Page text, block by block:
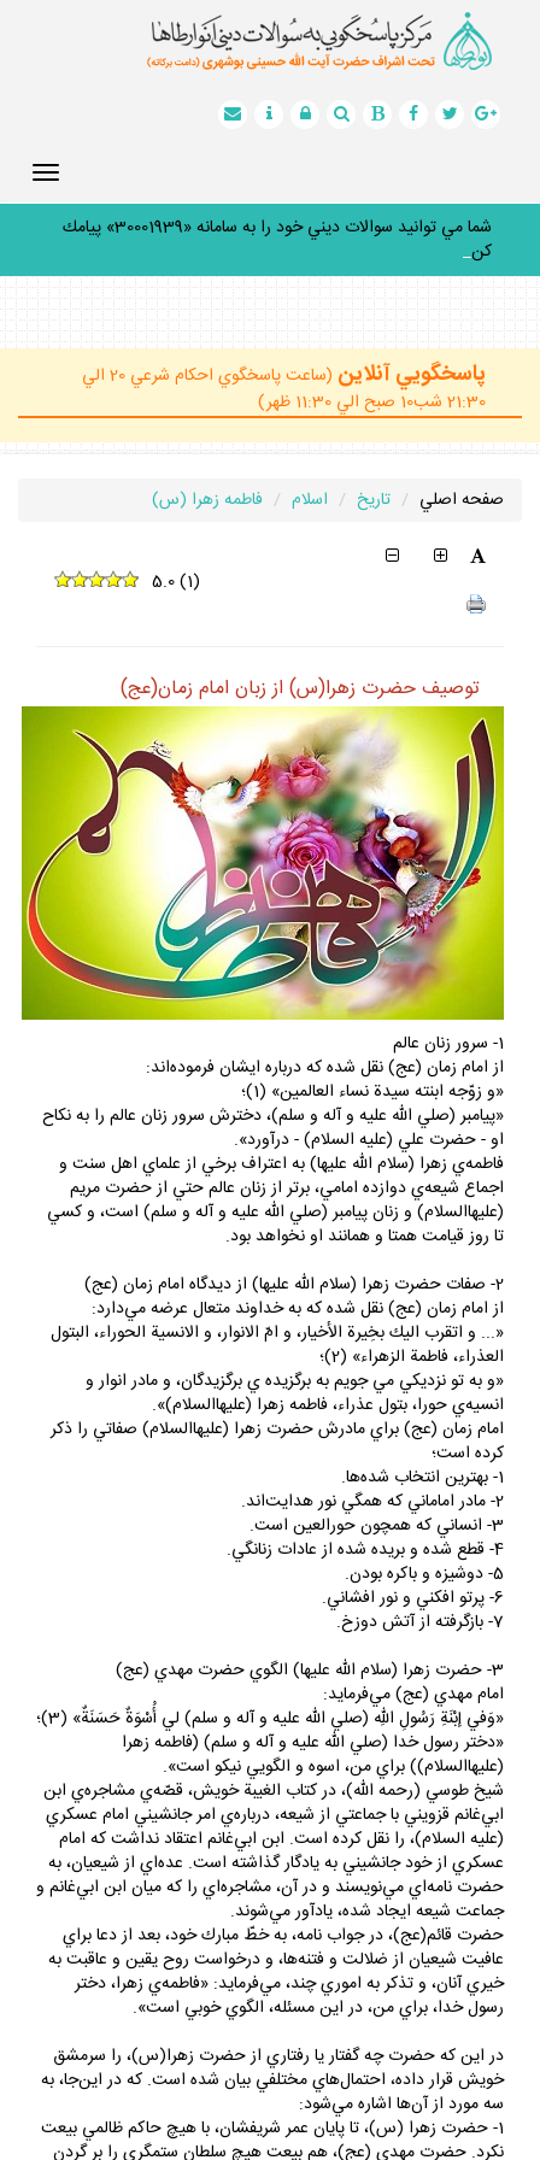
شما مي توانيد سوالات ديني خود را به سامانه «30001939» پيامك
كنيد.
پاسخگويي آنلاين
(ساعت پاسخگوي احكام شرعي 20 الي
21:30 شب10 صبح الي 11:30 ظهر)
صفحه اصلي تاريخ اسلام فاطمه زهرا (س)
5.0(1)
توصيف حضرت زهرا(س) از زبان امام زمان(عج)
1- سرور زنان عالم
از امام زمان (عج) نقل شده كه درباره ايشان فرموده‌اند:
«و زوّجه ابنته سيدة نساء العالمين» (1)؛
«پيامبر (صلي الله عليه و آله و سلم)، دخترش سرور زنان عالم را به نكاح
او - حضرت علي (عليه السلام) - درآورد».
فاطمه‌ي زهرا (سلام الله عليها) به اعتراف برخي از علماي اهل سنت و
اجماع شيعه‌ي دوازده امامي، برتر از زنان عالم حتي از حضرت مريم
(عليهاالسلام) و زنان پيامبر (صلي الله عليه و آله و سلم) است، و كسي
تا روز قيامت همتا و همانند او نخواهد بود.
2- صفات حضرت زهرا (سلام الله عليها) از ديدگاه امام زمان (عج)
از امام زمان (عج) نقل شده كه به خداوند متعال عرضه مي‌دارد:
«... و اتقرب اليك بخِيرة الأخيار، و امّ الانوار، و الانسية الحوراء، البتول
العذراء، فاطمة الزهراء» (2)؛
«و به تو نزديكي مي‌ جويم به برگزيده‌ ي برگزيدگان، و مادر انوار و
انسيه‌ي حورا، بتول عذراء، فاطمه زهرا (عليهاالسلام)».
امام زمان (عج) براي مادرش حضرت زهرا (عليهاالسلام) صفاتي را ذكر
كرده است؛
1- بهترين انتخاب شده‌ها.
2- مادر اماماني كه همگي نور هدايت‌اند.
3- انساني كه همچون حورالعين است.
4- قطع شده و بريده شده از عادات زنانگي.
5- دوشيزه و باكره بودن.
6- پرتو افكني و نور افشاني.
7- بازگرفته از آتش دوزخ.
3- حضرت زهرا (سلام الله عليها) الگوي حضرت مهدي (عج)
امام مهدي (عج) مي‌فرمايد:
«وَفي إبْنَةِ رَسُولِ اللهِ (صلي الله عليه و آله و سلم) لي أُسْوَةٌ حَسَنَةٌ» (3)؛
«دختر رسول خدا (صلي الله عليه و آله و سلم) (فاطمه زهرا
(عليهاالسلام)) براي من، اسوه و الگويي نيكو است».
شيخ طوسي (رحمه الله)، در كتاب الغيبة خويش، قصّه‌ي مشاجره‌ي ابن
ابي‌غانم قزويني با جماعتي از شيعه، درباره‌ي امر جانشيني امام عسكري
(عليه السلام)، را نقل كرده است. ابن ابي‌غانم اعتقاد نداشت كه امام
عسكري از خود جانشيني به يادگار گذاشته است. عده‌اي از شيعيان، به
حضرت نامه‌اي مي‌نويسند و در آن، مشاجره‌اي را كه ميان ابن ابي‌غانم و
جماعت شيعه ايجاد شده، يادآور مي‌شوند.
حضرت قائم(عج)، در جواب نامه، به خطّ مبارك خود، بعد از دعا براي
عافيت شيعيان از ضلالت و فتنه‌ها، و درخواست روح يقين و عاقبت به
خيري آنان، و تذكر به اموري چند، مي‌فرمايد: «فاطمه‌ي زهرا، دختر
رسول خدا، براي من، در اين مسئله، الگوي خوبي است».
در اين‌ كه حضرت چه گفتار يا رفتاري از حضرت زهرا(س)، را سرمشق
خويش قرار داده، احتمال‌هاي مختلفي بيان شده است. كه در اين‌جا، به
سه مورد از آن‌ها اشاره مي‌شود:
1- حضرت زهرا (س)، تا پايان عمر شريفشان، با هيچ حاكم ظالمي بيعت
نكرد. حضرت مهدي (عج)، هم بيعت هيچ سلطان ستمگري را بر گردن